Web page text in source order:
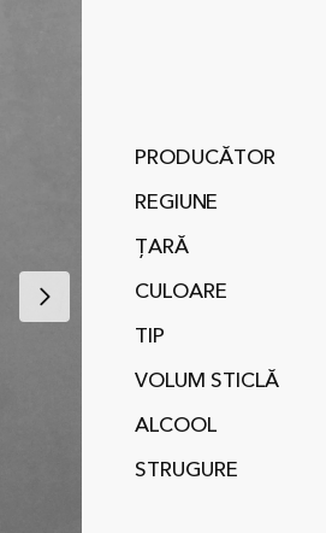
PRODUCĂTOR
REGIUNE
ȚARĂ
CULOARE
TIP
VOLUM STICLĂ
ALCOOL
STRUGURE